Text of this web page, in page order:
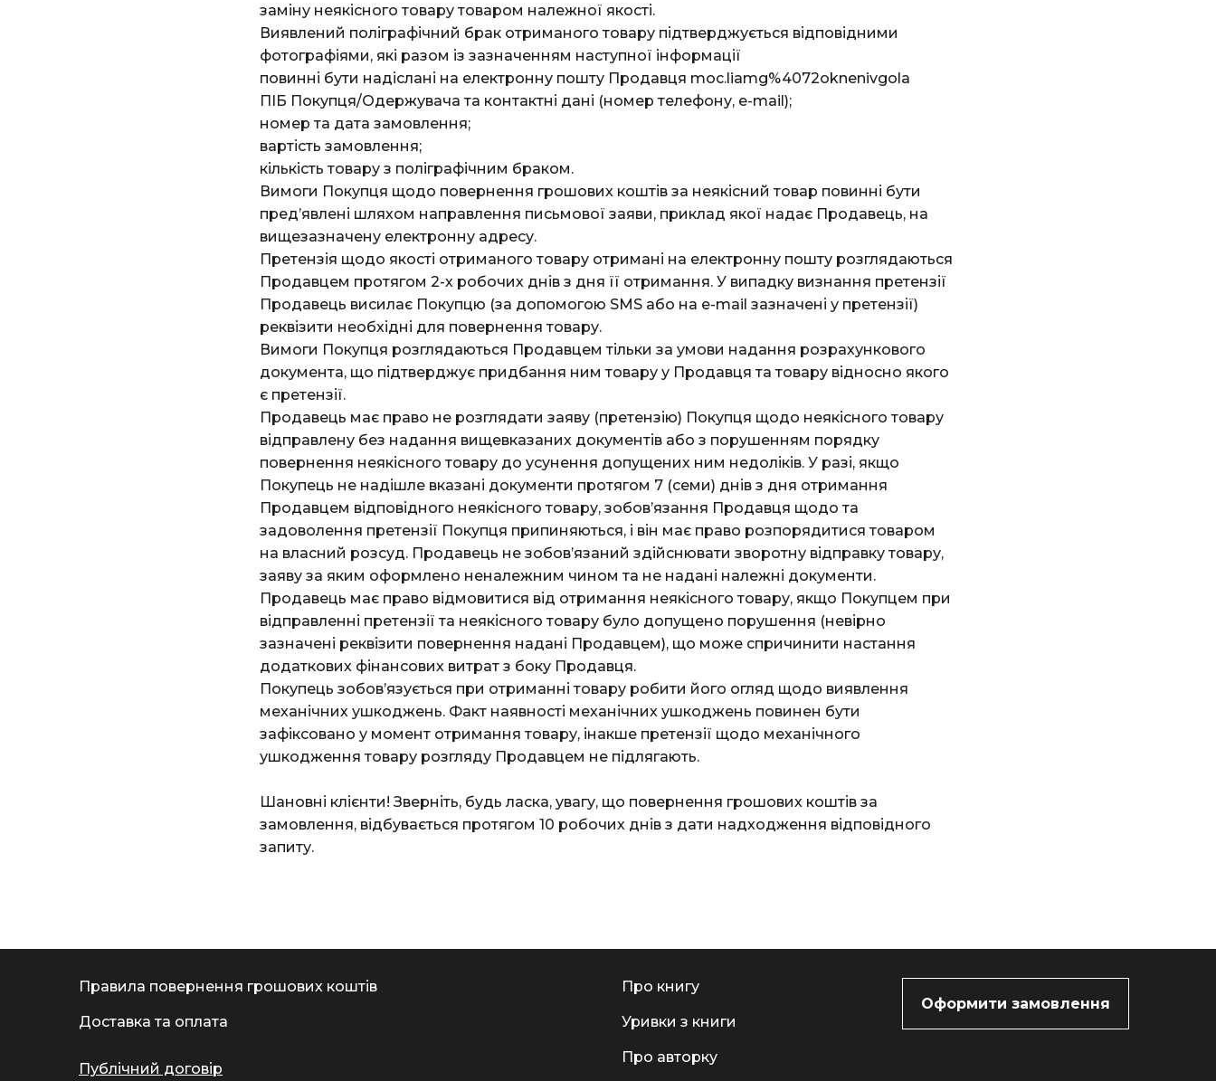
заміну неякісного товару товаром належної якості.
Виявлений поліграфічний брак отриманого товару підтверджується відповідними
фотографіями, які разом із зазначенням наступної інформації
повинні бути надіслані на електронну пошту Продавця moc.liamg%4072oknenivgola
ПІБ Покупця/Одержувача та контактні дані (номер телефону, e-mail);
номер та дата замовлення;
вартість замовлення;
кількість товару з поліграфічним браком.
Вимоги Покупця щодо повернення грошових коштів за неякісний товар повинні бути
пред’явлені шляхом направлення письмової заяви, приклад якої надає Продавець, на
вищезазначену електронну адресу.
Претензія щодо якості отриманого товару отримані на електронну пошту розглядаються
Продавцем протягом 2-х робочих днів з дня її отримання. У випадку визнання претензії
Продавець висилає Покупцю (за допомогою SMS або на e-mail зазначені у претензії)
реквізити необхідні для повернення товару.
Вимоги Покупця розглядаються Продавцем тільки за умови надання розрахункового
документа, що підтверджує придбання ним товару у Продавця та товару відносно якого
є претензії.
Продавець має право не розглядати заяву (претензію) Покупця щодо неякісного товару
відправлену без надання вищевказаних документів або з порушенням порядку
повернення неякісного товару до усунення допущених ним недоліків. У разі, якщо
Покупець не надішле вказані документи протягом 7 (семи) днів з дня отримання
Продавцем відповідного неякісного товару, зобов’язання Продавця щодо та
задоволення претензії Покупця припиняються, і він має право розпорядитися товаром
на власний розсуд. Продавець не зобов’язаний здійснювати зворотну відправку товару,
заяву за яким оформлено неналежним чином та не надані належні документи.
Продавець має право відмовитися від отримання неякісного товару, якщо Покупцем при
відправленні претензії та неякісного товару було допущено порушення (невірно
зазначені реквізити повернення надані Продавцем), що може спричинити настання
додаткових фінансових витрат з боку Продавця.
Покупець зобов’язується при отриманні товару робити його огляд щодо виявлення
механічних ушкоджень. Факт наявності механічних ушкоджень повинен бути
зафіксовано у момент отримання товару, інакше претензії щодо механічного
ушкодження товару розгляду Продавцем не підлягають.
Шановні клієнти! Зверніть, будь ласка, увагу, що повернення грошових коштів за
замовлення, відбувається протягом 10 робочих днів з дати надходження відповідного
запиту.
Правила повернення грошових коштів
Доставка та оплата
Публічний договір
Про книгу
Уривки з книги
Про авторку
Оформити замовлення